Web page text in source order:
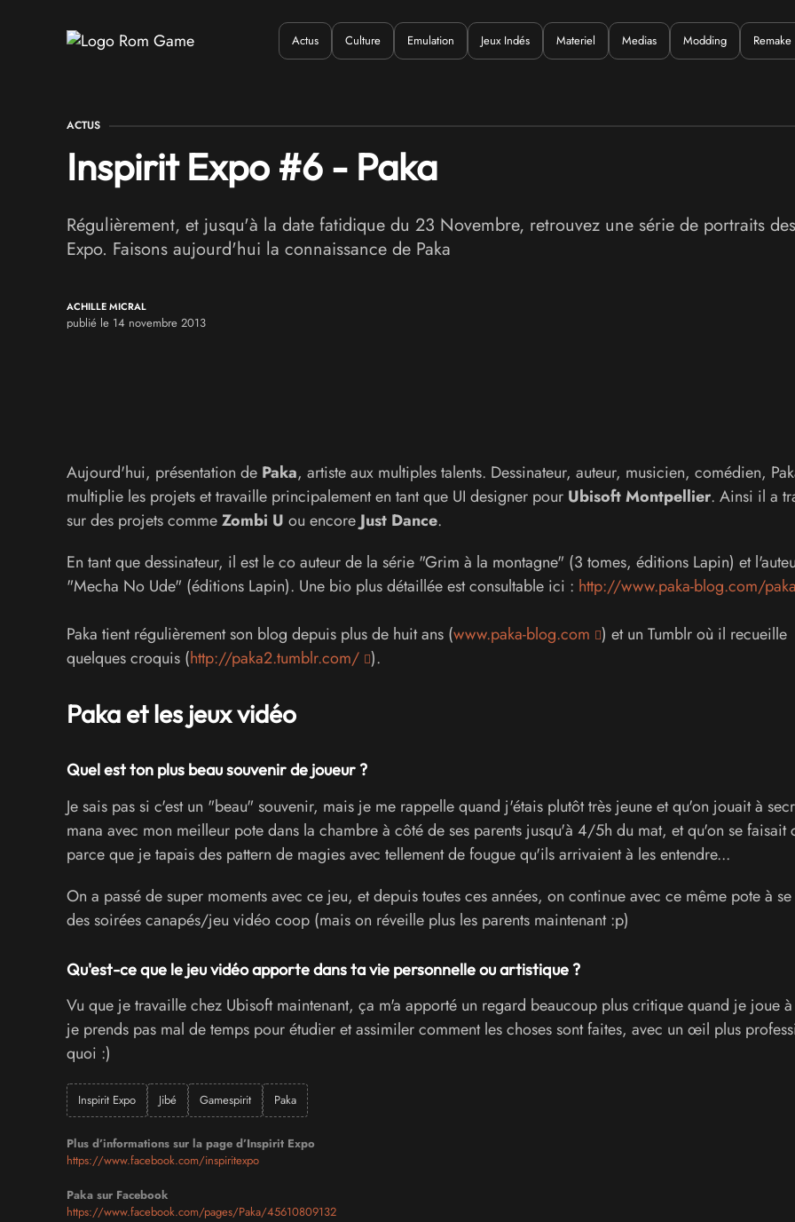
Où ? Quoi ?
Actus Culture Emulation Jeux Indés Materiel Medias Modding Remake
ACTUS
Inspirit Expo #6 - Paka
Régulièrement, et jusqu'à la date fatidique du 23 Novembre, retrouvez une série de portraits
Expo. Faisons aujourd'hui la connaissance de Paka
ACHILLE MICRAL
publié le 14 novembre 2013
Aujourd'hui, présentation de Paka, artiste aux multiples talents. Dessinateur, auteur, musicien, comédien,
multiplie les projets et travaille principalement en tant que UI designer pour Ubisoft Montpellier. Ainsi il a
sur desprojets commeZombi U ou encore Just Dance.
En tant que dessinateur, il est le co auteur de la série "Grim à la montagne" (3 tomes, éditions Lapin) et
"Mecha No Ude" (éditions Lapin). Une bio plus détaillée est consultable ici : http://www.paka-blog.com/
Paka tient régulièrement son blog depuis plus de huit ans (www.paka-blog.com ) et un Tumblr où il recueille
quelques croquis (http://paka2.tumblr.com/ ).
Paka et les jeux vidéo
Quel est ton plus beau souvenir de joueur ?
Je sais pas si c'est un "beau" souvenir, mais je me rappelle quand j'étais plutôt très jeune et qu'on jouait à
mana avec mon meilleur pote dans la chambre à côté de ses parents jusqu'à 4/5h du mat, et qu'on se faisait
parce que je tapais des pattern de magies avec tellement de fougue qu'ils arrivaient à les entendre...
On a passé de super moments avec ce jeu, et depuis toutes ces années, on continue avec ce même pote à
des soirées canapés/jeu vidéo coop (mais on réveille plus les parents maintenant :p)
Qu'est-ce que le jeu vidéo apporte dans ta vie personnelle ou artistique ?
Vu que je travaille chez Ubisoft maintenant, ça m'a apporté un regard beaucoup plus critique quand je joue
je prends pas mal de temps pour étudier et assimiler comment les choses sont faites, avec un œil plus
quoi :)
Inspirit Expo Jibé Gamespirit Paka
Plus d’informations sur la page d’Inspirit Expo
https://www.facebook.com/inspiritexpo
Paka sur Facebook
https://www.facebook.com/pages/Paka/45610809132